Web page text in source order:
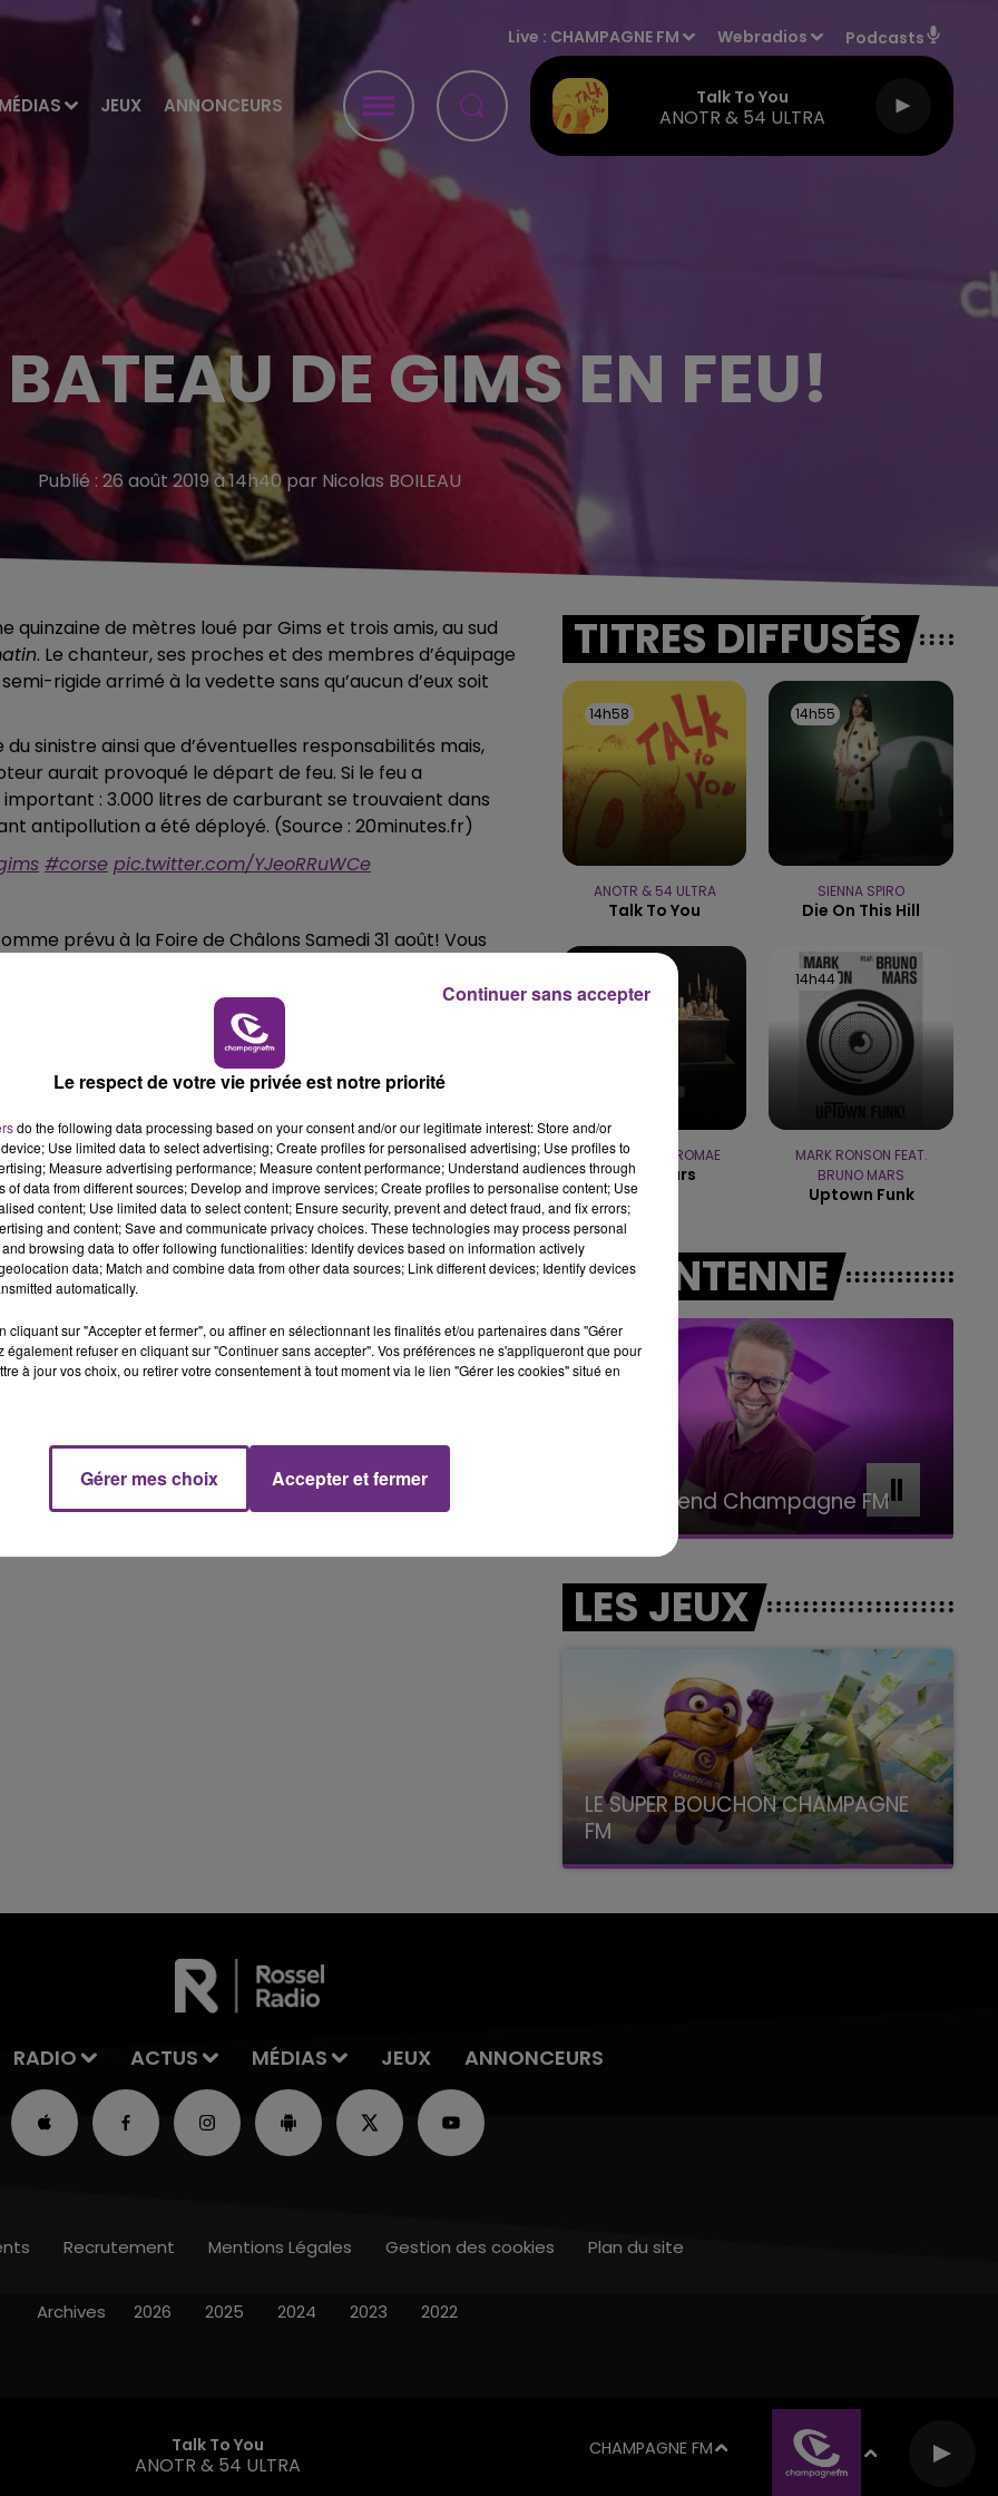
MÉDIAS JEUX ANNONCEURS
Live : CHAMPAGNE FM Webradios Podcasts
Talk To You
ANOTR & 54 ULTRA
7h00 - 11h00 11h00 - 16h00
LE WEEK-END CHAMPAGNE FM
DE GIMS EN FEU!
Publié : 26 août 2019 à 14h40 par Nicolas BOILEAU
quinzaine de mètres loué par Gims et trois amis, au sud
. Le chanteur, ses proches et des membres d’équipage
rigide arrimé à la vedette sans qu’aucun d’eux soit
sinistre ainsi que d’éventuelles responsabilités mais,
aurait provoqué le départ de feu. Si le feu a
: 3.000 litres de carburant se trouvaient dans
antipollution a été déployé. (Source : 20minutes.fr)
#corse pic.twitter.com/YJeoRRuWCe
prévu à la Foire de Châlons Samedi 31 août! Vous
LE MAGASIN JOUÉCLUB DE REIMS FERME
SES PORTES
C'était l'une des institutions du centre-ville
rémois. Le magasin JouéClub est contraint de
fermer ses portes.
TITRES DIFFUSÉS
14h58
14h58
ANOTR & 54 ULTRA
Talk To You
14h55
14h55
SIENNA SPIRO
Die On This Hill
TOVE LO & STROMAE
Des Fleurs
14h44
14h44
MARK RONSON FEAT.
BRUNO MARS
Uptown Funk
A L'ANTENNE
11h00 - 16h00
Le week-end Champagne FM
16h00 - 20h00
Le Week-end Champagne FM
LES JEUX
LE SUPER BOUCHON CHAMPAGNE
FM
avec La Famille Champagne FM, à 8H10
RADIO ACTUS MÉDIAS JEUX ANNONCEURS
Talk To You
ANOTR & 54 ULTRA
CHAMPAGNE FM
Recrutement Mentions Légales Gestion des cookies Plan du site
Archives 2026 2025 2024 2023 2022
Le respect de votre vie privée est notre priorité
do the following data processing based on your consent and/or our legitimate interest: Store and/or
Use limited data to select advertising; Create profiles for personalised advertising; Use profiles to
Measure advertising performance; Measure content performance; Understand audiences through
of data from different sources; Develop and improve services; Create profiles to personalise content; Use
content; Use limited data to select content; Ensure security, prevent and detect fraud, and fix errors;
and content; Save and communicate privacy choices. These technologies may process personal
browsing data to offer following functionalities: Identify devices based on information actively
data; Match and combine data from other data sources; Link different devices; Identify devices
automatically.
cliquant sur "Accepter et fermer", ou affiner en sélectionnant les finalités et/ou partenaires dans "Gérer
également refuser en cliquant sur "Continuer sans accepter". Vos préférences ne s'appliqueront que pour
à jour vos choix, ou retirer votre consentement à tout moment via le lien "Gérer les cookies" situé en
Gérer mes choix Accepter et fermer
Continuer sans accepter